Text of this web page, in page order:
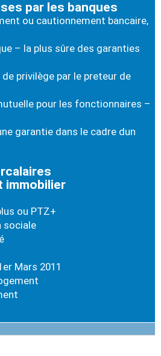
par les banques
ou cautionnement bancaire,
– la plus sûre des garanties
de privilège par le preteur de
pour les fonctionnaires –
garantie dans le cadre dun
immobilier
ou PTZ+
sociale
Mars 2011